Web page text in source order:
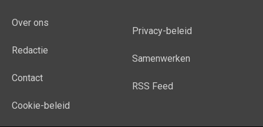
Over ons
Redactie
Contact
Cookie-beleid
Privacy-beleid
Samenwerken
RSS Feed